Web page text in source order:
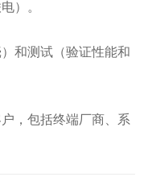
）。
和测试（验证性能和
，包括终端厂商、系